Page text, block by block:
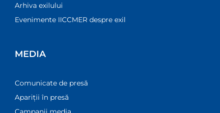
Arhiva exilului
Evenimente IICCMER despre exil
MEDIA
Comunicate de presă
Apariții în presă